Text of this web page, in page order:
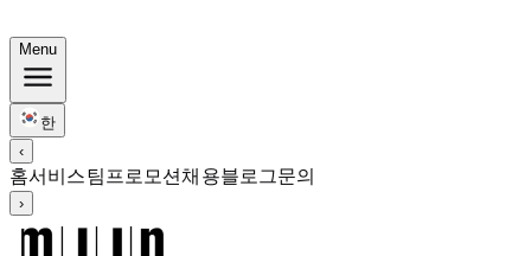
Menu
한
‹
홈서비스팀프로모션채용블로그문의
›